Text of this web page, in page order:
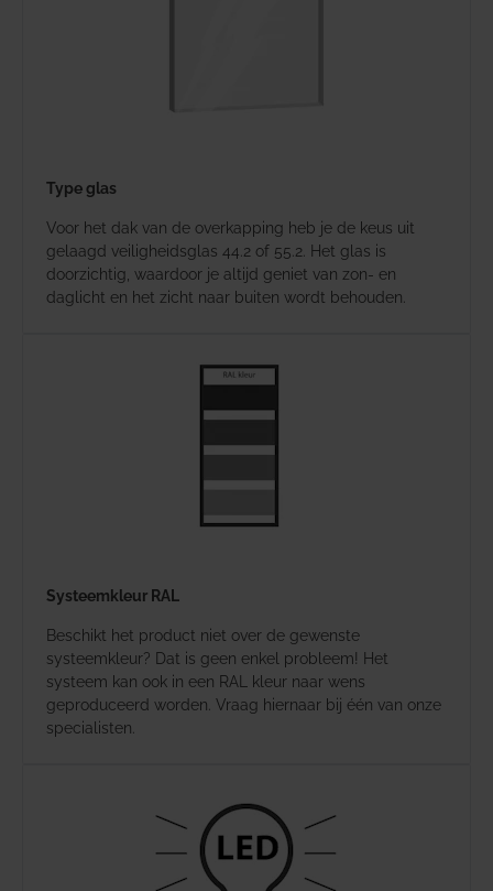
Type glas
Voor het dak van de overkapping heb je de keus uit
gelaagd veiligheidsglas 44.2 of 55.2. Het glas is
doorzichtig, waardoor je altijd geniet van zon- en
daglicht en het zicht naar buiten wordt behouden.
Systeemkleur RAL
Beschikt het product niet over de gewenste
systeemkleur? Dat is geen enkel probleem! Het
systeem kan ook in een RAL kleur naar wens
geproduceerd worden. Vraag hiernaar bij één van onze
specialisten.